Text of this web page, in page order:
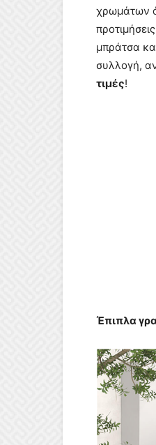
χρωμάτων
μπράτσα
συλλογή,
τιμές!
Έπιπλα